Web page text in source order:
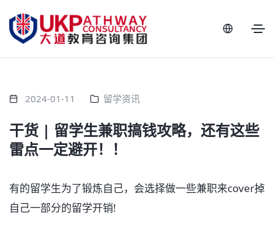
2024-01-11 留学资讯
干货 | 留学生兼职搞钱攻略，还有这些
雷点一定避开！！
有的留学生为了锻炼自己，会选择做一些兼职来cover掉
自己一部分的留学开销!